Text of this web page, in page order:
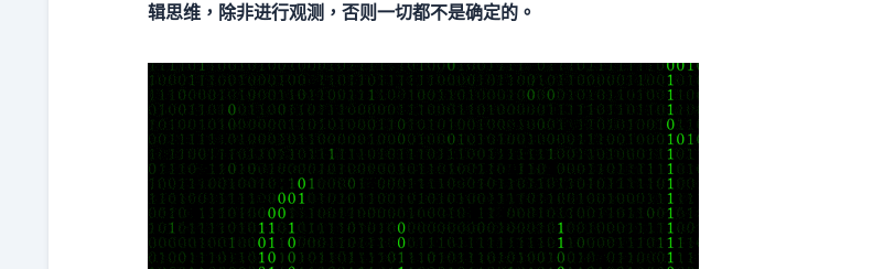
辑思维，除非进行观测，否则一切都不是确定的。